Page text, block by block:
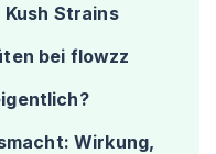
Strains
bei flowzz
Wirkung,